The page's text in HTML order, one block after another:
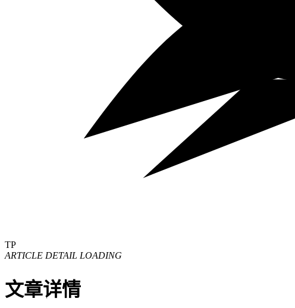
TP
ARTICLE DETAIL LOADING
文章详情